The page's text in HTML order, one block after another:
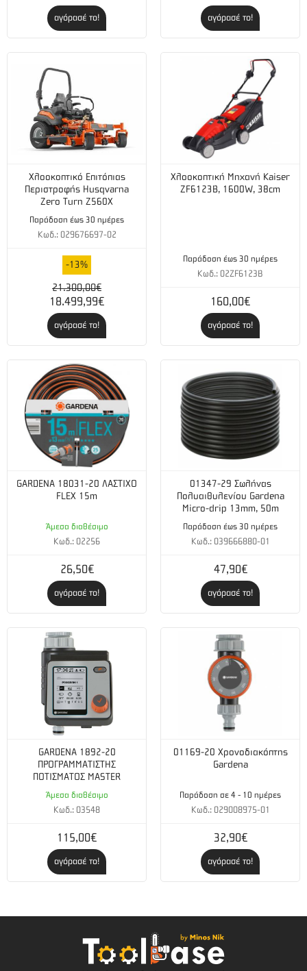
αγόρασέ το! αγόρασέ το!
Χλοοκοπτικό Επιτόπιας
Περιστροφής Husqvarna
Zero Turn Z560X
Παράδοση έως 30 ημέρες
Κωδ.: 029676697-02
-13%
21.300,00€
18.499,99€
αγόρασέ το!
Χλοοκοπτική Μηχανή Kaiser
ZF6123B, 1600W, 38cm
Παράδοση έως 30 ημέρες
Κωδ.: 02ZF6123B
160,00€
αγόρασέ το!
GARDENA 18031-20 ΛΑΣΤΙΧΟ
FLEX 15m
Άμεσα διαθέσιμο
Κωδ.: 02256
26,50€
αγόρασέ το!
01347-29 Σωλήνας
Πολυαιθυλενίου Gardena
Micro-drip 13mm, 50m
Παράδοση έως 30 ημέρες
Κωδ.: 039666880-01
47,90€
αγόρασέ το!
GARDENA 1892-20
ΠΡΟΓΡΑΜΜΑΤΙΣΤΗΣ
ΠΟΤΙΣΜΑΤΟΣ MASTER
Άμεσα διαθέσιμο
Κωδ.: 03548
115,00€
αγόρασέ το!
01169-20 Χρονοδιακόπτης
Gardena
Παράδοση σε 4 - 10 ημέρες
Κωδ.: 029008975-01
32,90€
αγόρασέ το!